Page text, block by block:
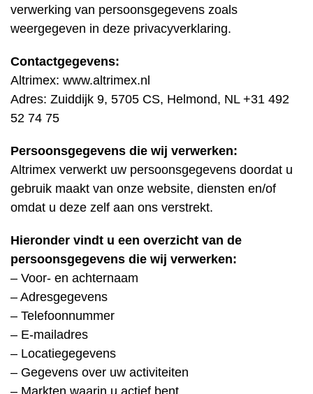
verwerking van persoonsgegevens zoals
weergegeven in deze privacyverklaring.
Contactgegevens:
Altrimex: www.altrimex.nl
Adres: Zuiddijk 9, 5705 CS, Helmond, NL +31 492
52 74 75
Persoonsgegevens die wij verwerken:
Altrimex verwerkt uw persoonsgegevens doordat u
gebruik maakt van onze website, diensten en/of
omdat u deze zelf aan ons verstrekt.
Hieronder vindt u een overzicht van de
persoonsgegevens die wij verwerken:
– Voor- en achternaam
– Adresgegevens
– Telefoonnummer
– E-mailadres
– Locatiegegevens
– Gegevens over uw activiteiten
– Markten waarin u actief bent